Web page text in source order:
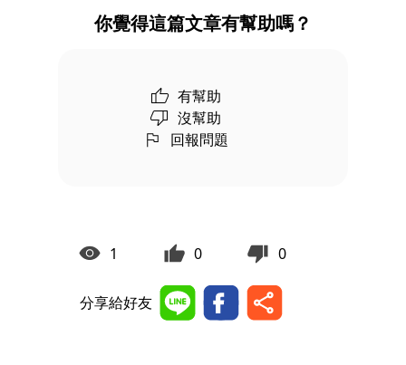
你覺得這篇文章有幫助嗎？
有幫助
沒幫助
回報問題
1 0 0
分享給好友